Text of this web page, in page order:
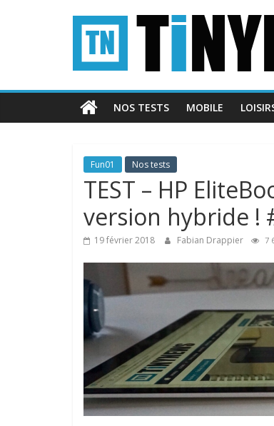
Tinynews
Le
belge
connectéNOS TESTS MOBILE
Fun01 Nos tests
TEST – HP
version hybride !
19 février 2018 Fabian Drappier 7